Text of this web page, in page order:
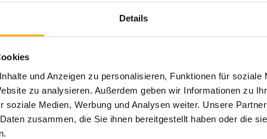
Details
und Anzeigen zu personalisieren, Funktionen für soziale
zu analysieren. Außerdem geben wir Informationen zu
soziale Medien, Werbung und Analysen weiter. Unsere
zusammen, die Sie ihnen bereitgestellt haben oder die
entstehen parallele Systeme, doppelte Daten
funktionierendes Gesamtsystemeingebettet ist.
klare Zuständigkeiten und eine saubere